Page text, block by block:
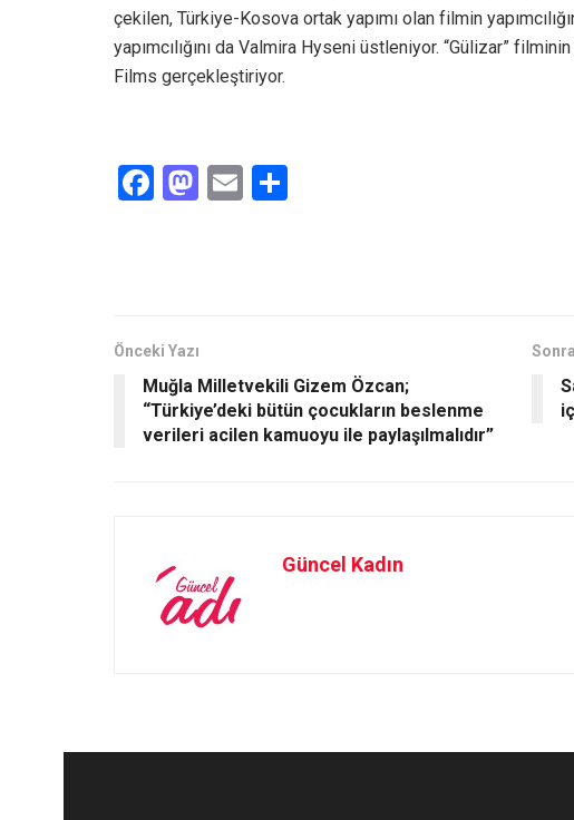
çekilen, Türkiye-Kosova ortak yapımı olan filmin
yapımcılığını da Valmira Hyseni üstleniyor. “Gülizar” filminin
Films gerçekleştiriyor.
F
o
k
M
n
E
Önceki Yazı
Muğla Milletvekili Gizem Özcan;
“Türkiye’deki bütün çocukların beslenme
verileri acilen kamuoyu ile paylaşılmalıdır”
Güncel Kadın